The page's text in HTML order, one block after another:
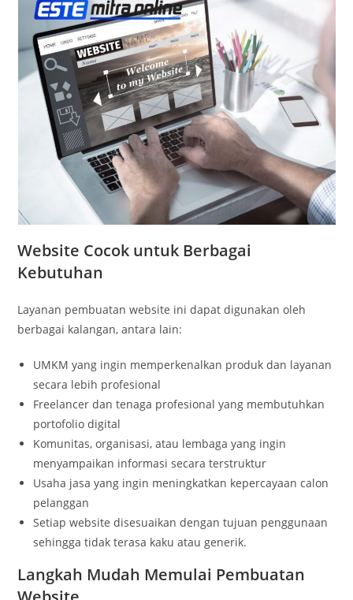
Website Cocok untuk Berbagai
Kebutuhan
Layanan pembuatan website ini dapat digunakan oleh
berbagai kalangan, antara lain:
UMKM yang ingin memperkenalkan produk dan layanan
secara lebih profesional
Freelancer dan tenaga profesional yang membutuhkan
portofolio digital
Komunitas, organisasi, atau lembaga yang ingin
menyampaikan informasi secara terstruktur
Usaha jasa yang ingin meningkatkan kepercayaan calon
pelanggan
Setiap website disesuaikan dengan tujuan penggunaan
sehingga tidak terasa kaku atau generik.
Langkah Mudah Memulai Pembuatan